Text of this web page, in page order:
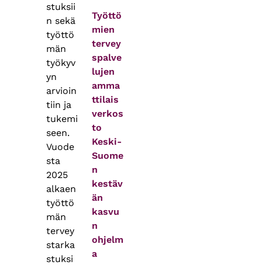
stuksii
n sekä
työttö
män
työkyv
yn
arvioin
tiin ja
tukemi
seen.
Vuode
sta
2025
alkaen
työttö
män
tervey
starka
stuksi
Työttö
mien
tervey
spalve
lujen
amma
ttilais
verkos
to
Keski-
Suome
n
kestäv
än
kasvu
n
ohjelm
a